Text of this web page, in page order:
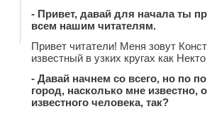
- Привет, давай для начала ты
всем нашим читателям.
Привет читатели! Меня зовут
известный в узких кругах как
- Давай начнем со всего, но по
город, насколько мне известно,
известного человека, так?